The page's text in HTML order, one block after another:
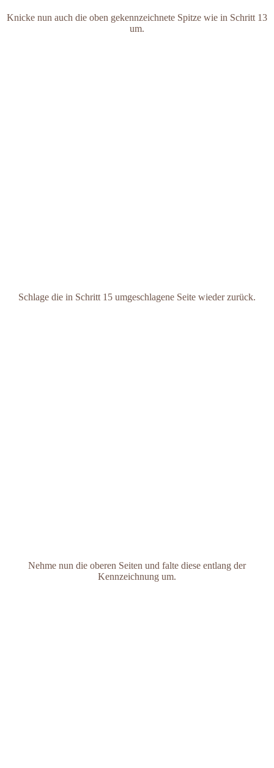
Knicke nun auch die oben gekennzeichnete Spitze wie in Schritt 13
um.
Schlage die in Schritt 15 umgeschlagene Seite wieder zurück.
Nehme nun die oberen Seiten und falte diese entlang der
Kennzeichnung um.